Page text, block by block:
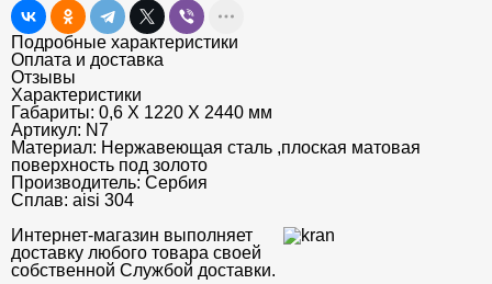
Подробные характеристики
Оплата и доставка
Отзывы
Характеристики
Габариты: 0,6 Х 1220 Х 2440 мм
Артикул: N7
Материал: Нержавеющая сталь ,плоская матовая
поверхность под золото
Производитель: Сербия
Сплав: aisi 304
Интернет-магазин выполняет
доставку любого товара своей
собственной Службой доставки.